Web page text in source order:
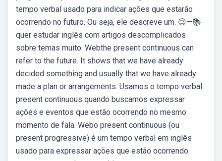
tempo verbal usado para indicar ações que estarão
ocorrendo no futuro. Ou seja, ele descreve um. 😉—📚
quer estudar inglês com artigos descomplicados
sobre temas muito. Webthe present continuous can
refer to the future. It shows that we have already
decided something and usually that we have already
made a plan or arrangements: Usamos o tempo verbal
present continuous quando buscamos expressar
ações e eventos que estão ocorrendo no mesmo
momento de fala. Webo present continuous (ou
present progressive) é um tempo verbal em inglês
usado para expressar ações que estão ocorrendo